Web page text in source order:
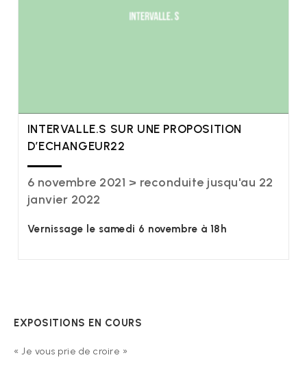
INTERVALLE.S SUR UNE PROPOSITION
D’ECHANGEUR22
6 novembre 2021 > reconduite jusqu'au 22
janvier 2022
Vernissage le samedi 6 novembre à 18h
EXPOSITIONS EN COURS
« Je vous prie de croire »